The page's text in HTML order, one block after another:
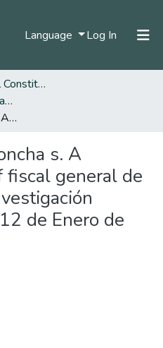
Language Log In (current)
Statistics
Asamblea Nacional Constituyente
Organismo de Representantes Constituyente
Carta de tomas concha s. A Gustavo de Greiff fiscal general de la nación sobre investigación muerte escolta - 12 de Enero de 1994
s. A
fiscal general de
de Enero de